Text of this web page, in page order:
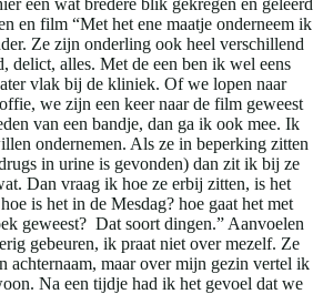
en film “Met het ene maatje onderneem ik
Ze zijn onderling ook heel verschillend
delict, alles. Met de een ben ik wel eens
vlak bij de kliniek. Of we lopen naar
we zijn een keer naar de film geweest
van een bandje, dan ga ik ook mee. Ik
ondernemen. Als ze in beperking zitten
in urine is gevonden) dan zit ik bij ze
Dan vraag ik hoe ze erbij zitten, is het
is het in de Mesdag? hoe gaat het met
geweest? Dat soort dingen.” Aanvoelen
gebeuren, ik praat niet over mezelf. Ze
achternaam, maar over mijn gezin vertel ik
Na een tijdje had ik het gevoel dat we